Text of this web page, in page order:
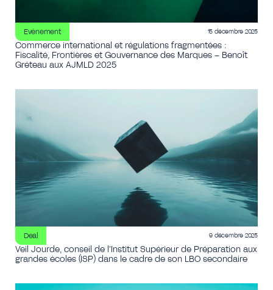
Evénement 15 décembre 2025
Commerce international et régulations fragmentées :
Fiscalité, Frontières et Gouvernance des Marques – Benoît
Gréteau aux AJMLD 2025
Deal 9 décembre 2025
Veil Jourde, conseil de l’Institut Supérieur de Préparation aux
grandes écoles (ISP) dans le cadre de son LBO secondaire